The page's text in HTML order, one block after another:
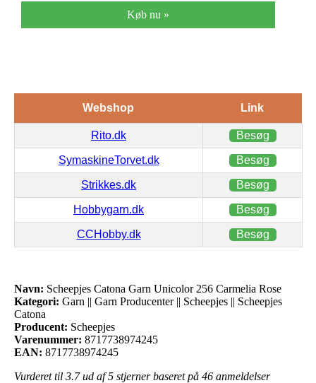
Køb nu »
Webshop Link
Rito.dk Besøg
SymaskineTorvet.dk Besøg
Strikkes.dk Besøg
Hobbygarn.dk Besøg
CCHobby.dk Besøg
Navn: Scheepjes Catona Garn Unicolor 256 Carmelia Rose
Kategori: Garn || Garn Producenter || Scheepjes || Scheepjes
Catona
Producent: Scheepjes
Varenummer: 8717738974245
EAN: 8717738974245
Vurderet til 3.7ud af 5 stjerner baseret på 46 anmeldelser